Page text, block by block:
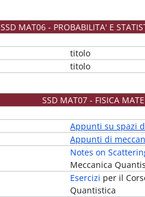
SSD MAT06 - PROBABILITA' E
titolo
titolo
SSD MAT07 - FISICA
Appunti su spazi
Appunti di
Notes on
Meccanica
Esercizi per il
Quantistica